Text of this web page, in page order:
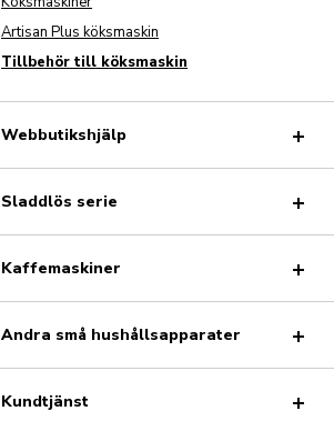
Artisan Plus köksmaskin
Tillbehör till köksmaskin
Webbutikshjälp
Sladdlös serie
Kaffemaskiner
Andra små hushållsapparater
Kundtjänst